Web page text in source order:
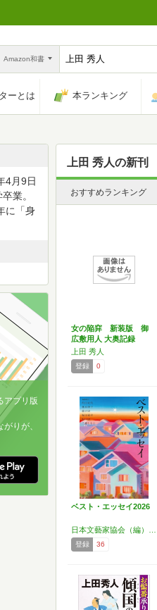
Amazon和書
ーとは 本ランキング
上田 秀人の新刊
おすすめランキング
女の陥穽 新装版 御
広敷用人 大奥記録
（一）…
上田 秀人
登録 0
ベスト・エッセイ2026
登録 36
4月9日
業。
に「身
アプリ版
りが、